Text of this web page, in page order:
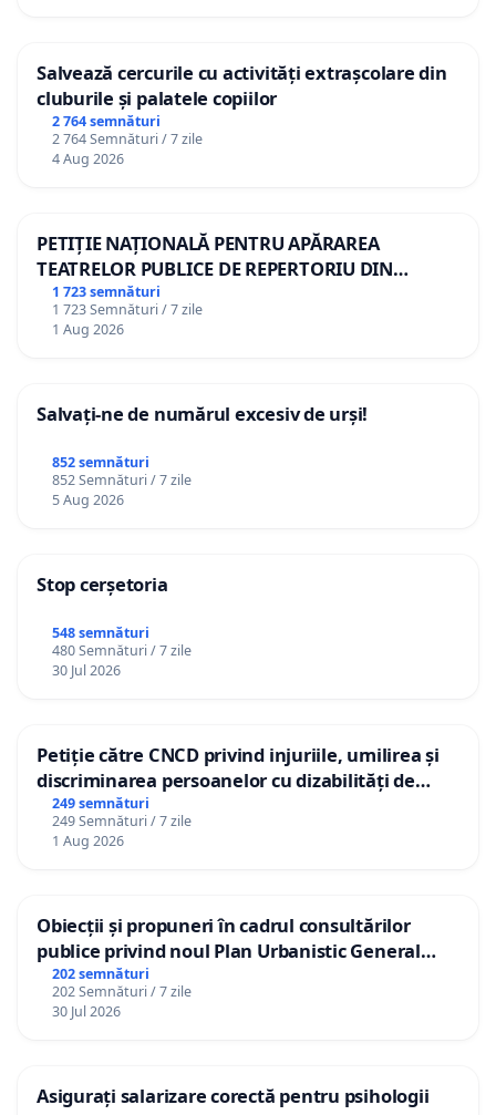
Salvează cercurile cu activități extrașcolare din
cluburile și palatele copiilor
2 764 semnături
2 764 Semnături / 7 zile
4 Aug 2026
PETIȚIE NAȚIONALĂ PENTRU APĂRAREA
TEATRELOR PUBLICE DE REPERTORIU DIN
ROMÂNIA
1 723 semnături
1 723 Semnături / 7 zile
1 Aug 2026
Salvați-ne de numărul excesiv de urși!
852 semnături
852 Semnături / 7 zile
5 Aug 2026
Stop cerșetoria
548 semnături
480 Semnături / 7 zile
30 Jul 2026
Petiție către CNCD privind injuriile, umilirea și
discriminarea persoanelor cu dizabilități de
către utilizatorul TikTok „Gorici”
249 semnături
249 Semnături / 7 zile
1 Aug 2026
Obiecții și propuneri în cadrul consultărilor
publice privind noul Plan Urbanistic General
(PUG) Ialoveni
202 semnături
202 Semnături / 7 zile
30 Jul 2026
Asigurați salarizare corectă pentru psihologii